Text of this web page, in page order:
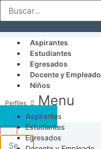
Aspirantes
Estudiantes
Egresados
Docente y Empleado
Niños
Menu
Aspirantes
Estudiantes
Egresados
Acceso SICAU